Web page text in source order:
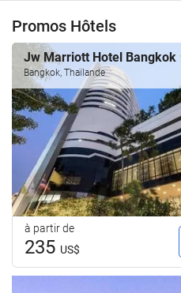
Promos Hôtels
Jw Marriott Hotel Bangkok
Bangkok, Thaïlande
à partir de
235 US$